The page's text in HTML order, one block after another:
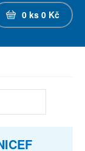
0 ks 0 Kč